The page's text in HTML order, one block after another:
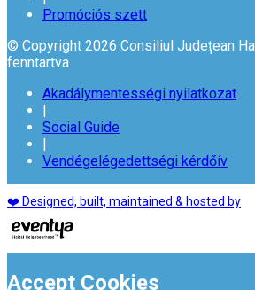
Promóciós szett
© Copyright 2026 Consiliul Județean
fenntartva
Akadálymentességi nyilatkozat
Social Guide
Vendégelégedettségi kérdőív
❤️ Designed, built, maintained & hosted by
Accept Cookies